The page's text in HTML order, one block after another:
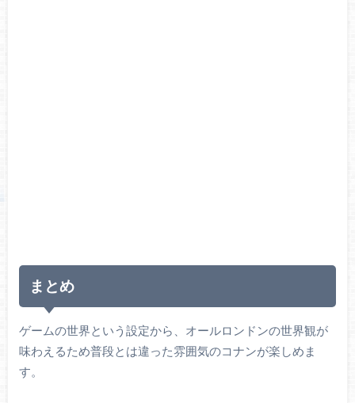
まとめ
ゲームの世界という設定から、オールロンドンの世界観が
味わえるため普段とは違った雰囲気のコナンが楽しめま
す。